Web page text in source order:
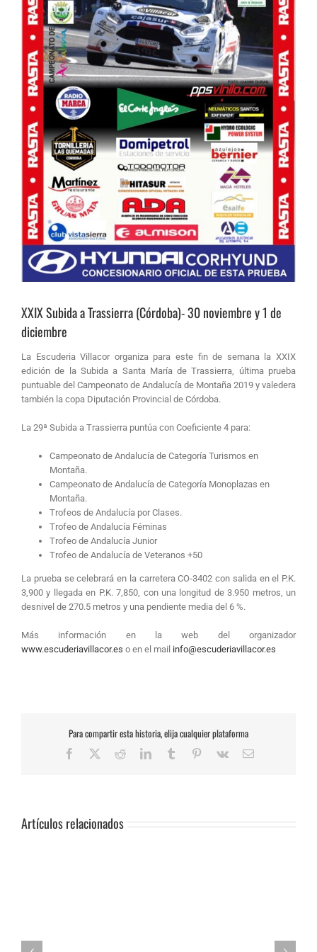
XXIX Subida a Trassierra (Córdoba)- 30 noviembre y 1 de
diciembre
La Escuderia Villacor organiza para este fin de semana la XXIX
edición de la Subida a Santa María de Trassierra, última prueba
puntuable del Campeonato de Andalucía de Montaña 2019 y valedera
también la copa Diputación Provincial de Córdoba.
La 29ª Subida a Trassierra puntúa con Coeficiente 4 para:
Campeonato de Andalucía de Categoría Turismos en
Montaña.
Campeonato de Andalucía de Categoría Monoplazas en
Montaña.
Trofeos de Andalucía por Clases.
Trofeo de Andalucía Féminas
Trofeo de Andalucía Junior
Trofeo de Andalucía de Veteranos +50
La prueba se celebrará en la carretera CO-3402 con salida en el P.K.
3,900 y llegada en P.K. 7,850, con una longitud de 3.950 metros, un
desnivel de 270.5 metros y una pendiente media del 6 %.
Más información en la web del organizador
www.escuderiavillacor.es o en el mail info@escuderiavillacor.es
Para compartir esta historia, elija cualquier plataforma
Facebook RedditLinkedInTumblr Pinterest
Vk
Correo
Artículos relacionados